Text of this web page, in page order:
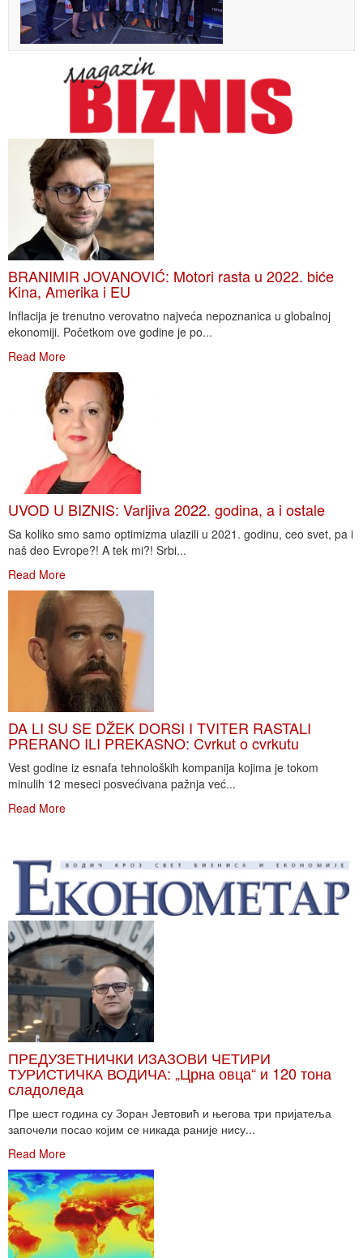
BRANIMIR JOVANOVIĆ: Motori rasta u 2022. biće
Kina, Amerika i EU
Inflacija je trenutno verovatno najveća nepoznanica u globalnoj
ekonomiji. Početkom ove godine je po...
Read More
UVOD U BIZNIS: Varljiva 2022. godina, a i ostale
Sa koliko smo samo optimizma ulazili u 2021. godinu, ceo svet, pa i
naš deo Evrope?! A tek mi?! Srbi...
Read More
DA LI SU SE DŽEK DORSI I TVITER RASTALI
PRERANO ILI PREKASNO: Cvrkut o cvrkutu
Vest godine iz esnafa tehnoloških kompanija kojima je tokom
minulih 12 meseci posvećivana pažnja već...
Read More
ПРЕДУЗЕТНИЧКИ ИЗАЗОВИ ЧЕТИРИ
ТУРИСТИЧКА ВОДИЧА: „Црна овца“ и 120 тона
сладоледа
Пре шест година су Зоран Јевтовић и његова три пријатеља
започели посао којим се никада раније нису...
Read More